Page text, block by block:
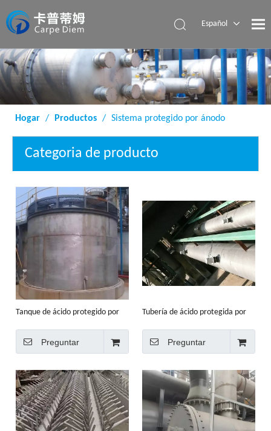
Español
Hogar / Productos / Sistema protegido por ánodo
Categoria de producto
Tanque de ácido protegido por
Preguntar
Tubería de ácido protegida por
Preguntar